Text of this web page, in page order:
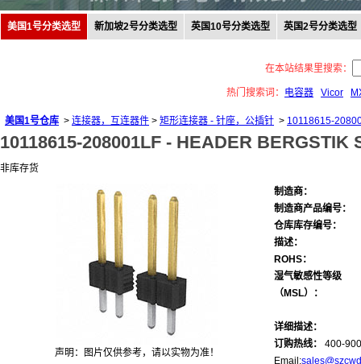
美国1号分类选型 新加坡2号分类选型 英国10号分类选型 英国2号分类选型
在本站结果里搜索：
热门搜索词： 电容器 Vicor
美国1号仓库 > 连接器，互连器件 > 矩形连接器 - 针座，公插针 > 10118615-
10118615-208001LF - HEADER BERGSTIK
非库存货
声明：图片仅供参考，请以实物为准！
制造商：
制造商产品编号：
仓库库存编号：
描述：
ROHS：
湿气敏感性等级
（MSL）：
详细描述：
订购热线：
400-
Email: